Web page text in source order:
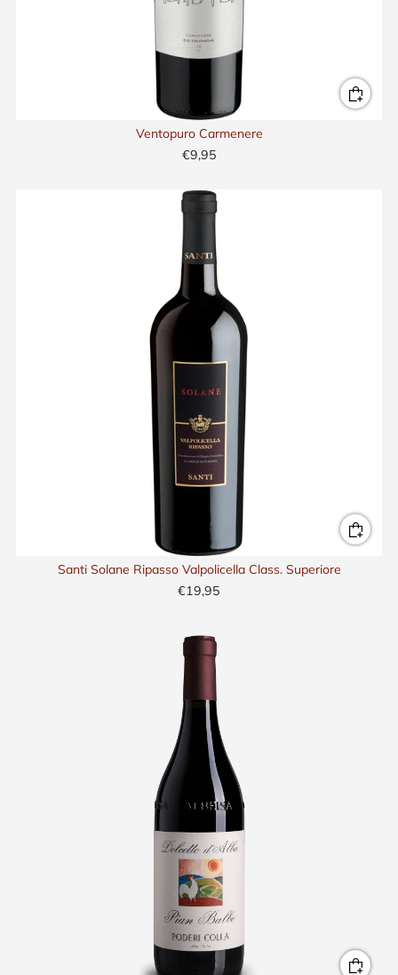
Ventopuro Carmenere
€9,95
Santi Solane Ripasso Valpolicella Class. Superiore
€19,95